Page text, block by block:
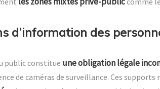
d’information des
public constitue une obligation légale
de caméras de surveillance. Ces